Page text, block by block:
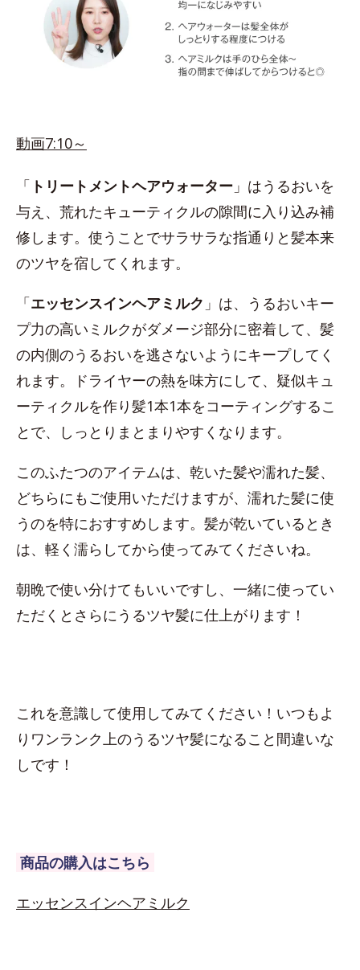
動画7:10～
「 トリートメントヘアウォーター 」はうるおいを
与え、荒れたキューティクルの隙間に入り込み補
修します。使うことでサラサラな指通りと髪本来
のツヤを宿してくれます。
「エッセンスインヘアミルク 」は、うるおいキー
プ力の高いミルクがダメージ部分に密着して、髪
の内側のうるおいを逃さないようにキープしてく
れます。ドライヤーの熱を味方にして、疑似キュ
ーティクルを作り髪1本1本をコーティングするこ
とで、しっとりまとまりやすくなります。
このふたつのアイテムは、乾いた髪や濡れた髪、
どちらにもご使用いただけますが、濡れた髪に使
うのを特におすすめします。髪が乾いているとき
は、軽く濡らしてから使ってみてくださいね。
朝晩で使い分けてもいいですし、一緒に使ってい
ただくとさらにうるツヤ髪に仕上がります！
これを意識して使用してみてください！いつもよ
りワンランク上のうるツヤ髪になること間違いな
しです！
商品の購入はこちら
エッセンスインヘアミルク